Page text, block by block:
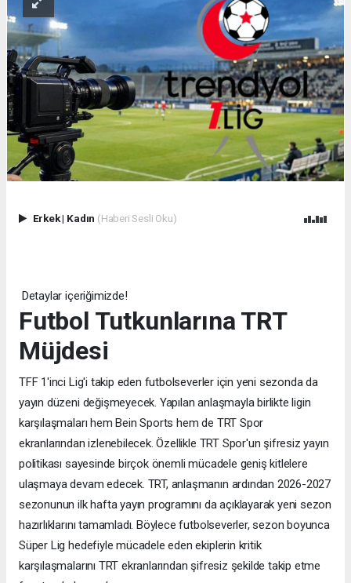
Erkek| Kadın (Haberi Sesli Oku)
Detaylar içeriğimizde!
Futbol Tutkunlarına TRT
Müjdesi
TFF 1'inci Lig'i takip eden futbolseverler için yeni sezonda da
yayın düzeni değişmeyecek. Yapılan anlaşmayla birlikte ligin
karşılaşmaları hem Bein Sports hem de TRT Spor
ekranlarından izlenebilecek. Özellikle TRT Spor'un şifresiz yayın
politikası sayesinde birçok önemli mücadele geniş kitlelere
ulaşmaya devam edecek. TRT, anlaşmanın ardından 2026-2027
sezonunun ilk hafta yayın programını da açıklayarak yeni sezon
hazırlıklarını tamamladı. Böylece futbolseverler, sezon boyunca
Süper Lig hedefiyle mücadele eden ekiplerin kritik
karşılaşmalarını TRT ekranlarından şifresiz şekilde takip etme